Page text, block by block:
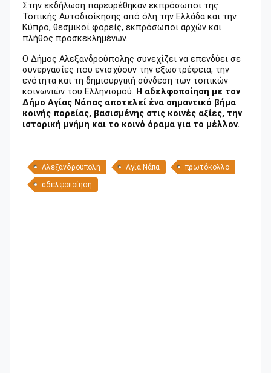
Στην εκδήλωση παρευρέθηκαν εκπρόσωποι της
Τοπικής Αυτοδιοίκησης από όλη την Ελλάδα και την
Κύπρο, θεσμικοί φορείς, εκπρόσωποι αρχών και
πλήθος προσκεκλημένων.
Ο Δήμος Αλεξανδρούπολης συνεχίζει να επενδύει σε
συνεργασίες που ενισχύουν την εξωστρέφεια, την
ενότητα και τη δημιουργική σύνδεση των τοπικών
κοινωνιών του Ελληνισμού. Η αδελφοποίηση με τον
Δήμο Αγίας Νάπας αποτελεί ένα σημαντικό βήμα
κοινής πορείας, βασισμένης στις κοινές αξίες, την
ιστορική μνήμη και το κοινό όραμα για το μέλλον.
Αλεξανδρούπολη Αγία Νάπα πρωτόκολλο
αδελφοποίηση